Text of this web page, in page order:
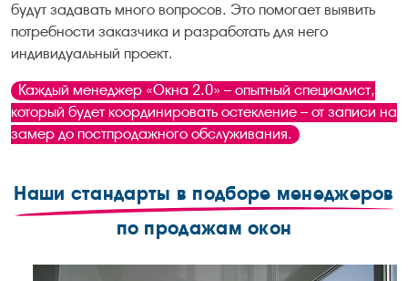
будут задавать много вопросов. Это помогает выявить
потребности заказчика и разработать для него
индивидуальный проект.
Каждый менеджер «Окна 2.0» – опытный специалист,
который будет координировать остекление – от записи на
замер до постпродажного обслуживания.
Наши стандарты в подборе менеджеров
по продажам окон